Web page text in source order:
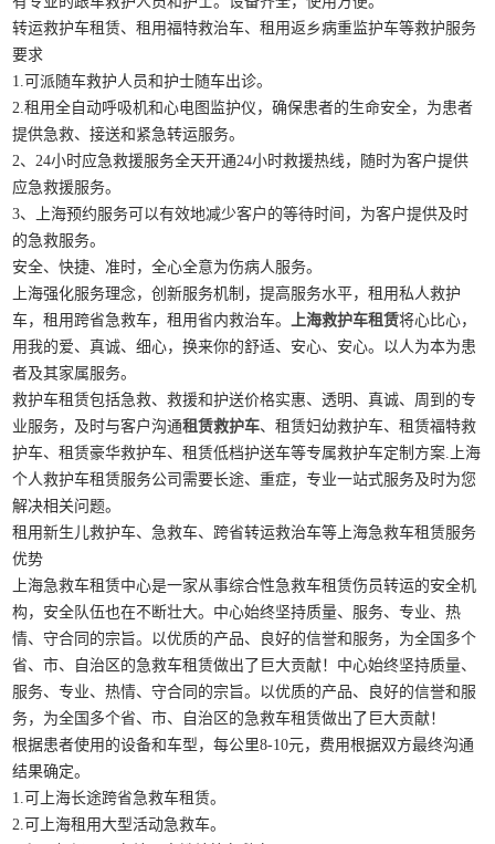
转运救护车租赁、租用福特救治车、租用返乡病重监护车等救护服务
要求
1.可派随车救护人员和护士随车出诊。
2.租用全自动呼吸机和心电图监护仪，确保患者的生命安全，为患者
提供急救、接送和紧急转运服务。
2、24小时应急救援服务全天开通24小时救援热线，随时为客户提供
应急救援服务。
3、上海预约服务可以有效地减少客户的等待时间，为客户提供及时
的急救服务。
安全、快捷、准时，全心全意为伤病人服务。
上海强化服务理念，创新服务机制，提高服务水平，租用私人救护
车，租用跨省急救车，租用省内救治车。上海救护车租赁将心比心，
用我的爱、真诚、细心，换来你的舒适、安心、安心。以人为本为患
者及其家属服务。
救护车租赁包括急救、救援和护送价格实惠、透明、真诚、周到的专
业服务，及时与客户沟通租赁救护车、租赁妇幼救护车、租赁福特救
护车、租赁豪华救护车、租赁低档护送车等专属救护车定制方案.上海
个人救护车租赁服务公司需要长途、重症，专业一站式服务及时为您
解决相关问题。
租用新生儿救护车、急救车、跨省转运救治车等上海急救车租赁服务
优势
上海急救车租赁中心是一家从事综合性急救车租赁伤员转运的安全机
构，安全队伍也在不断壮大。中心始终坚持质量、服务、专业、热
情、守合同的宗旨。以优质的产品、良好的信誉和服务，为全国多个
省、市、自治区的急救车租赁做出了巨大贡献！中心始终坚持质量、
服务、专业、热情、守合同的宗旨。以优质的产品、良好的信誉和服
务，为全国多个省、市、自治区的急救车租赁做出了巨大贡献！
根据患者使用的设备和车型，每公里8-10元，费用根据双方最终沟通
结果确定。
1.可上海长途跨省急救车租赁。
2.可上海租用大型活动急救车。